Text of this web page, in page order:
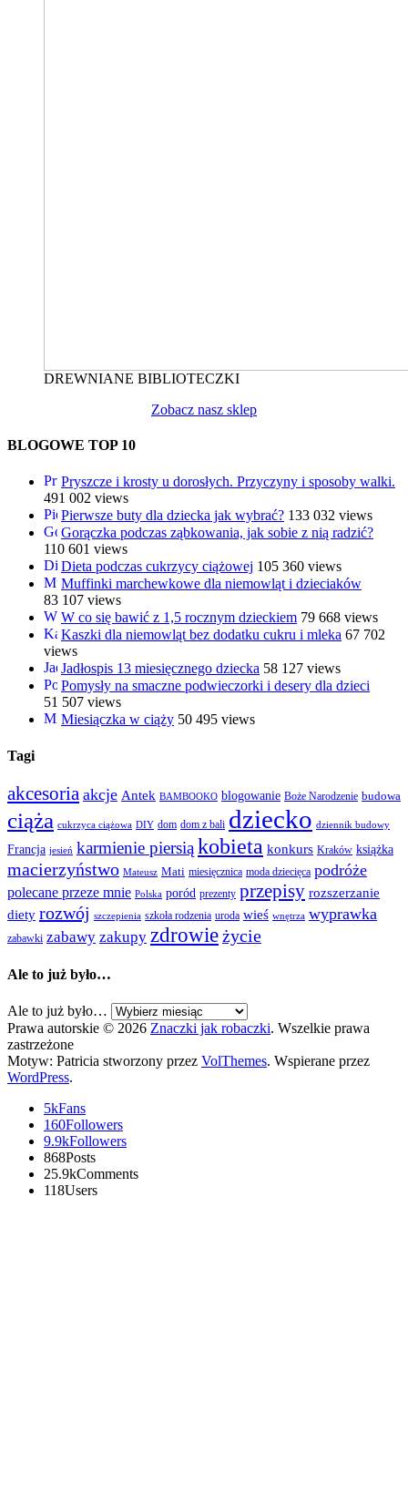
DREWNIANE BIBLIOTECZKI
Zobacz nasz sklep
BLOGOWE TOP 10
Pryszcze i krosty u dorosłych. Przyczyny i sposoby walki.
491 002 views
Pierwsze buty dla dziecka jak wybrać? 133 032 views
Gorączka podczas ząbkowania, jak sobie z nią radzić?
110 601 views
Dieta podczas cukrzycy ciążowej 105 360 views
Muffinki marchewkowe dla niemowląt i dzieciaków
83 107 views
W co się bawić z 1,5 rocznym dzieckiem 79 668 views
Kaszki dla niemowląt bez dodatku cukru i mleka 67 702
views
Jadłospis 13 miesięcznego dziecka 58 127 views
Pomysły na smaczne podwieczorki i desery dla dzieci
51 507 views
Miesiączka w ciąży 50 495 views
Tagi
akcesoria akcje Antek BAMBOOKO blogowanie Boże Narodzenie budowa
ciąża cukrzyca ciążowa DIY dom dom z bali dziecko dziennik budowy
Francja jesień karmienie piersiąkobieta konkurs Kraków książka
macierzyństwo Mateusz Mati miesięcznica moda dziecięca podróże
polecane przeze mnie Polska poród prezenty przepisy rozszerzanie
diety rozwój szczepienia szkoła rodzenia uroda wieś wnętrza wyprawka
zabawki zabawy zakupy zdrowieżycie
Ale to już było…
Ale to już było…
Prawa autorskie © 2026 Znaczki jak robaczki. Wszelkie prawa
zastrzeżone
Motyw: Patricia stworzony przez VolThemes. Wspierane przez
WordPress.
5kFans
160Followers
9.9kFollowers
868Posts
25.9kComments
118Users